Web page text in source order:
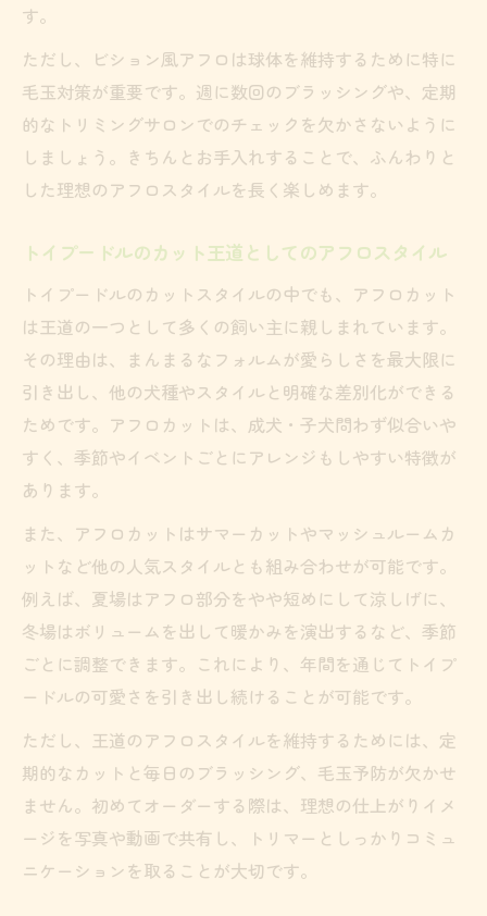
す。
ただし、ビション風アフロは球体を維持するために特に
毛玉対策が重要です。週に数回のブラッシングや、定期
的なトリミングサロンでのチェックを欠かさないように
しましょう。きちんとお手入れすることで、ふんわりと
した理想のアフロスタイルを長く楽しめます。
トイプードルのカット王道としてのアフロスタイル
トイプードルのカットスタイルの中でも、アフロカット
は王道の一つとして多くの飼い主に親しまれています。
その理由は、まんまるなフォルムが愛らしさを最大限に
引き出し、他の犬種やスタイルと明確な差別化ができる
ためです。アフロカットは、成犬・子犬問わず似合いや
すく、季節やイベントごとにアレンジもしやすい特徴が
あります。
また、アフロカットはサマーカットやマッシュルームカ
ットなど他の人気スタイルとも組み合わせが可能です。
例えば、夏場はアフロ部分をやや短めにして涼しげに、
冬場はボリュームを出して暖かみを演出するなど、季節
ごとに調整できます。これにより、年間を通じてトイプ
ードルの可愛さを引き出し続けることが可能です。
ただし、王道のアフロスタイルを維持するためには、定
期的なカットと毎日のブラッシング、毛玉予防が欠かせ
ません。初めてオーダーする際は、理想の仕上がりイメ
ージを写真や動画で共有し、トリマーとしっかりコミュ
ニケーションを取ることが大切です。